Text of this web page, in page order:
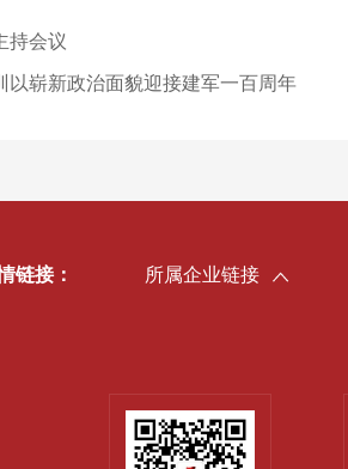
持会议
崭新政治面貌迎接建军一百周年
链接： 所属企业链接